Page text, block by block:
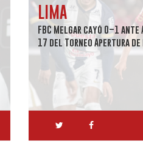
LIMA
FBC Melgar cayó 0–1 ante
17 del Torneo Apertura de